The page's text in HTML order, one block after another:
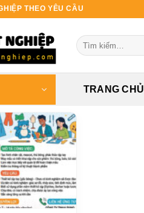
THEO YÊU CẦU
Tìm
kiếm:
TRANG CHỦ